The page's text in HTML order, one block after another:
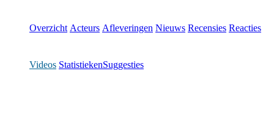
Overzicht Acteurs Afleveringen Nieuws Recensies Reacties
Videos StatistiekenSuggesties